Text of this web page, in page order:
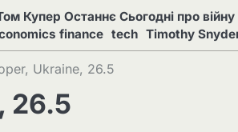
Купер Останнє Сьогодні про
finance tech Timothy
Ukraine, 26.5
26.5